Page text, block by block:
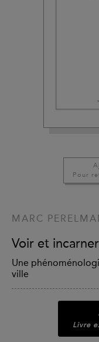
Pour
MARC
Voir et incarner
Une
ville
Livre